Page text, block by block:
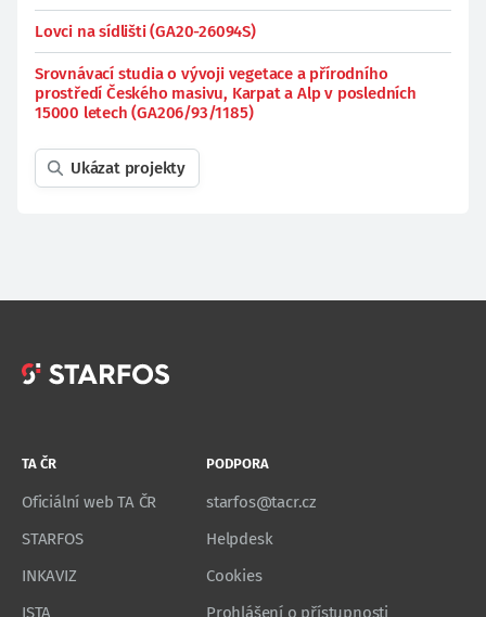
Lovci na sídlišti (GA20-26094S)
Srovnávací studia o vývoji vegetace a přírodního
prostředí Českého masivu, Karpat a Alp v posledních
15000 letech (GA206/93/1185)
Ukázat projekty
TA ČR
Oficiální web TA ČR
STARFOS
INKAVIZ
ISTA
PODPORA
starfos@tacr.cz
Helpdesk
Cookies
Prohlášení o přístupnosti